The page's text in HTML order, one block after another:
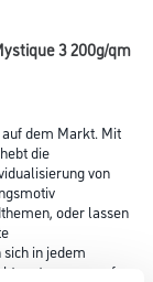
3 200g/qm
dem Markt. Mit
die
von
oder lassen
in jedem
genau auf